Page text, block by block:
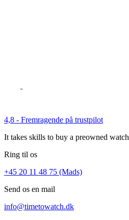
4,8 - Fremragende på trustpilot
It takes skills to buy a preowned watch
Ring til os
+45 20 11 48 75 (Mads)
Send os en mail
info@timetowatch.dk